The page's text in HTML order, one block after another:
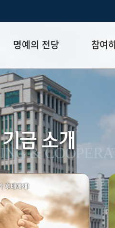
명예의 전당
HUFS Honor
Diamond Club
Platinum Club
참여
잠재기부자
졸업동문 정
업데이트
기금 소개
&
후배에게!